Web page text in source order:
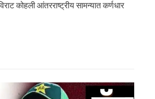
कोहली आंतरराष्ट्रीय सामन्यात कर्णधार